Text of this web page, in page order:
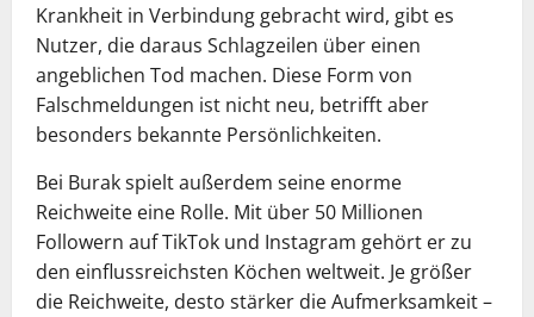
Krankheit in Verbindung gebracht wird, gibt es
Nutzer, die daraus Schlagzeilen über einen
angeblichen Tod machen. Diese Form von
Falschmeldungen ist nicht neu, betrifft aber
besonders bekannte Persönlichkeiten.
Bei Burak spielt außerdem seine enorme
Reichweite eine Rolle. Mit über 50 Millionen
Followern auf TikTok und Instagram gehört er zu
den einflussreichsten Köchen weltweit. Je größer
die Reichweite, desto stärker die Aufmerksamkeit –